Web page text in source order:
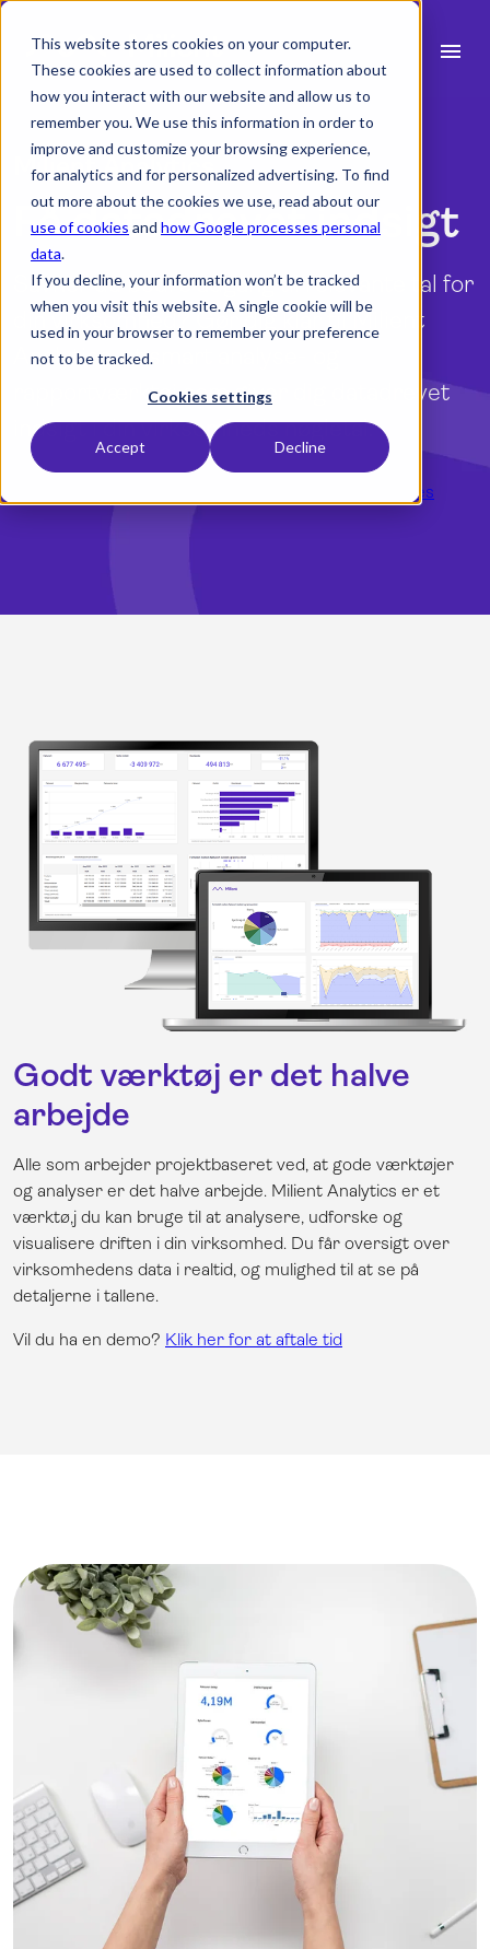
This website stores cookies on your computer.
These cookies are used to collect information about
how you interact with our website and allow us to
remember you. We use this information in order to
improve and customize your browsing experience,
for analytics and for personalized advertising. To find
out more about the cookies we use, read about our
use of cookies and how Google processes personal
data.
If you decline, your information won’t be tracked
when you visit this website. A single cookie will be
used in your browser to remember your preference
not to be tracked.
Cookies settings
Accept Decline
menu
Produkt
Brancher expand_more
Ressourcer expand_more
search
English
Demo
Milient Analytics
Få datadrevet indsigt
Savner du bedre adgang til relevante tal for
din virksomhed? Gør dig klar til Milient
Analytics, et smart analyse- og
rapportværktøj som giver dig datadrevet
indsigt i din virksomheds nøgletal.
Se vores andre guides
Godt værktøj er det halve
arbejde
Alle som arbejder projektbaseret ved, at gode værktøjer
og analyser er det halve arbejde. Milient Analytics er et
værktø,j du kan bruge til at analysere, udforske og
visualisere driften i din virksomhed. Du får oversigt over
virksomhedens data i realtid, og mulighed til at se på
detaljerne i tallene.
Vil du ha en demo? Klik her for at aftale tid